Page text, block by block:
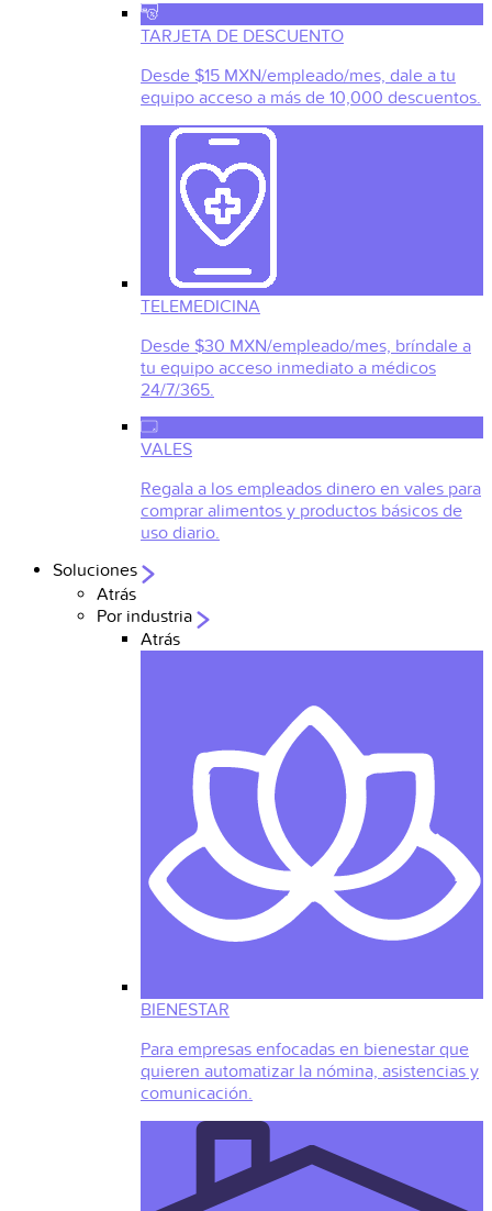
TARJETA DE DESCUENTO
Desde $15 MXN/empleado/mes, dale a tu
equipo acceso a más de 10,000 descuentos.
TELEMEDICINA
Desde $30 MXN/empleado/mes, bríndale a
tu equipo acceso inmediato a médicos
24/7/365.
VALES
Regala a los empleados dinero en vales para
comprar alimentos y productos básicos de
uso diario.
Soluciones
Atrás
Por industria
Atrás
BIENESTAR
Para empresas enfocadas en bienestar que
quieren automatizar la nómina, asistencias y
comunicación.